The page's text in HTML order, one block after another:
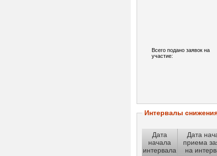
Всего подано заявок на
участие:
Интервалы
Дата
начала
интервала
Дата
приема
на